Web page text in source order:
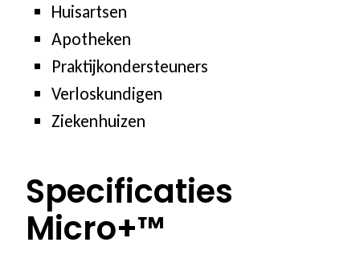
Huisartsen
Apotheken
Praktijkondersteuners
Verloskundigen
Ziekenhuizen
Specificaties
Micro+™